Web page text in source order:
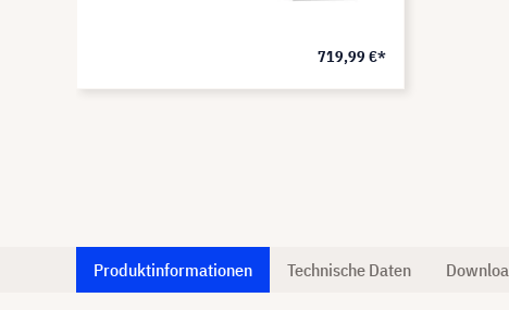
719,99 €*
Produktinformationen Technische Daten